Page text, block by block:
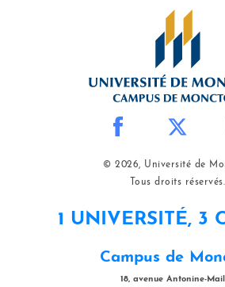
© 2026, Université de
Tous droits réservés.
1 UNIVERSITÉ, 3
Campus de
18, avenue Antonine-